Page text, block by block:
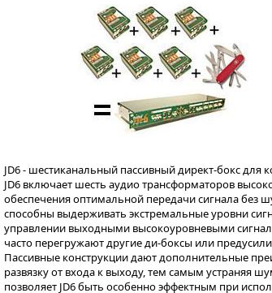
JD6 - шестиканальный пассивный директ-бокс для
JD6 включает шесть аудио трансформаторов
обеспечения оптимальной передачи сигнала без
способны выдерживать экстремальные уровни
управлении выходными высокоуровневыми
часто перегружают другие ди-боксы или
Пассивные конструкции дают дополнительные
развязку от входа к выходу, тем самым устраняя
позволяет JD6 быть особенно эффектным при